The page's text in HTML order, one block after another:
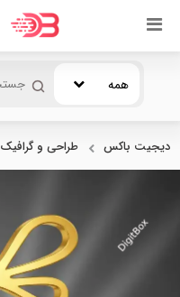
همه
دیجیت باکس طراحی و گرافیک